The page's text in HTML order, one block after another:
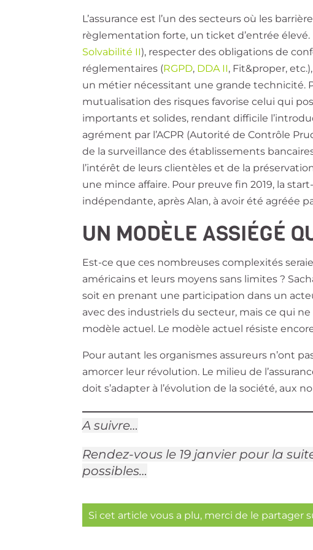
L’assurance est l’un des secteurs où les
règlementation forte, un ticket d’entrée
Solvabilité II), respecter des obligations de
réglementaires (RGPD, DDA II, Fit&proper,
un métier nécessitant une grande technicité.
mutualisation des risques favorise celui qui
importants et solides, rendant difficile
agrément par l’ACPR (Autorité de Contrôle
de la surveillance des établissements
l’intérêt de leurs clientèles et de la
une mince affaire. Pour preuve fin 2019, la
indépendante, après Alan, à avoir été agréée
UN MODÈLE ASSIÉGÉ
Est-ce que ces nombreuses complexités
américains et leurs moyens sans limites ?
soit en prenant une participation dans un
avec des industriels du secteur, mais ce qui
modèle actuel. Le modèle actuel résiste
Pour autant les organismes assureurs n’ont
amorcer leur révolution. Le milieu de
doit s’adapter à l’évolution de la société, aux
A suivre…
Rendez-vous le 19 janvier pour la
possibles…
Si cet article vous a plu, merci de le partager